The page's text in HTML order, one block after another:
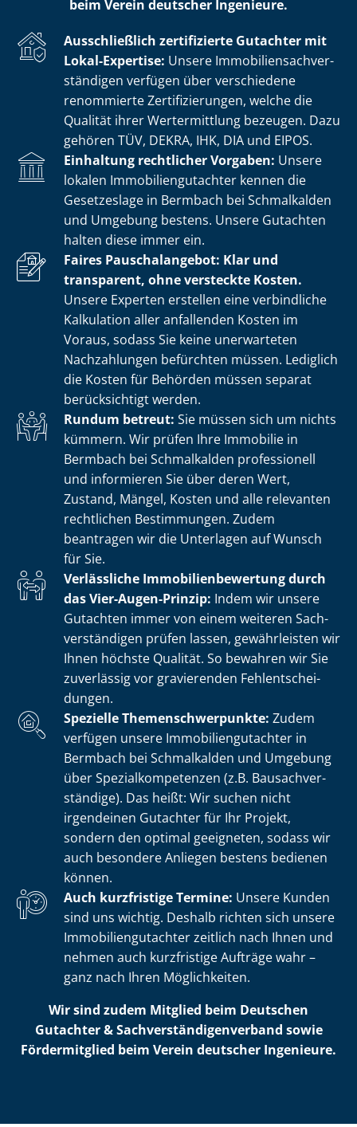
beim Verein deutscher Ingenieure.
Ausschließlich zertifizierte Gutachter mit
Lokal-Expertise: Unsere Im­mo­bi­li­en­sach­ver­
stän­di­gen verfügen über verschiedene
renommierte Zer­ti­fi­zie­run­gen, welche die
Qualität ihrer Wertermittlung bezeugen. Dazu
gehören TÜV, DEKRA, IHK, DIA und EIPOS.
Einhaltung rechtlicher Vorgaben: Unsere
lokalen Im­mo­bi­li­en­gut­ach­ter kennen die
Gesetzeslage in Bermbach bei Schmalkalden
und Umgebung bestens. Unsere Gutachten
halten diese immer ein.
Faires Pauschalangebot: Klar und
transparent, ohne versteckte Kosten.
Unsere Experten erstellen eine verbindliche
Kalkulation aller anfallenden Kosten im
Voraus, sodass Sie keine unerwarteten
Nachzahlungen befürchten müssen. Lediglich
die Kosten für Behörden müssen separat
berücksichtigt werden.
Rundum betreut: Sie müssen sich um nichts
kümmern. Wir prüfen Ihre Immobilie in
Bermbach bei Schmalkalden professionell
und informieren Sie über deren Wert,
Zustand, Mängel, Kosten und alle relevanten
rechtlichen Bestimmungen. Zudem
beantragen wir die Unterlagen auf Wunsch
für Sie.
Verlässliche Im­mo­bi­li­en­be­wer­tung durch
das Vier-Augen-Prinzip: Indem wir unsere
Gutachten immer von einem weiteren Sach­
ver­stän­di­gen prüfen lassen, gewährleisten wir
Ihnen höchste Qualität. So bewahren wir Sie
zuverlässig vor gravierenden Fehl­ent­schei­
dun­gen.
Spezielle The­men­schwer­punk­te: Zudem
verfügen unsere Im­mo­bi­li­en­gut­ach­ter in
Bermbach bei Schmalkalden und Umgebung
über Spe­zi­al­kom­pe­ten­zen (z.B. Bau­sach­ver­
stän­di­ge). Das heißt: Wir suchen nicht
irgendeinen Gutachter für Ihr Projekt,
sondern den optimal geeigneten, sodass wir
auch besondere Anliegen bestens bedienen
können.
Auch kurzfristige Termine: Unsere Kunden
sind uns wichtig. Deshalb richten sich unsere
Im­mo­bi­li­en­gut­ach­ter zeitlich nach Ihnen und
nehmen auch kurzfristige Aufträge wahr –
ganz nach Ihren Möglichkeiten.
Wir sind zudem Mitglied beim Deutschen
Gutachter & Sach­ver­stän­di­gen­ver­band sowie
Fördermitglied beim Verein deutscher Ingenieure.